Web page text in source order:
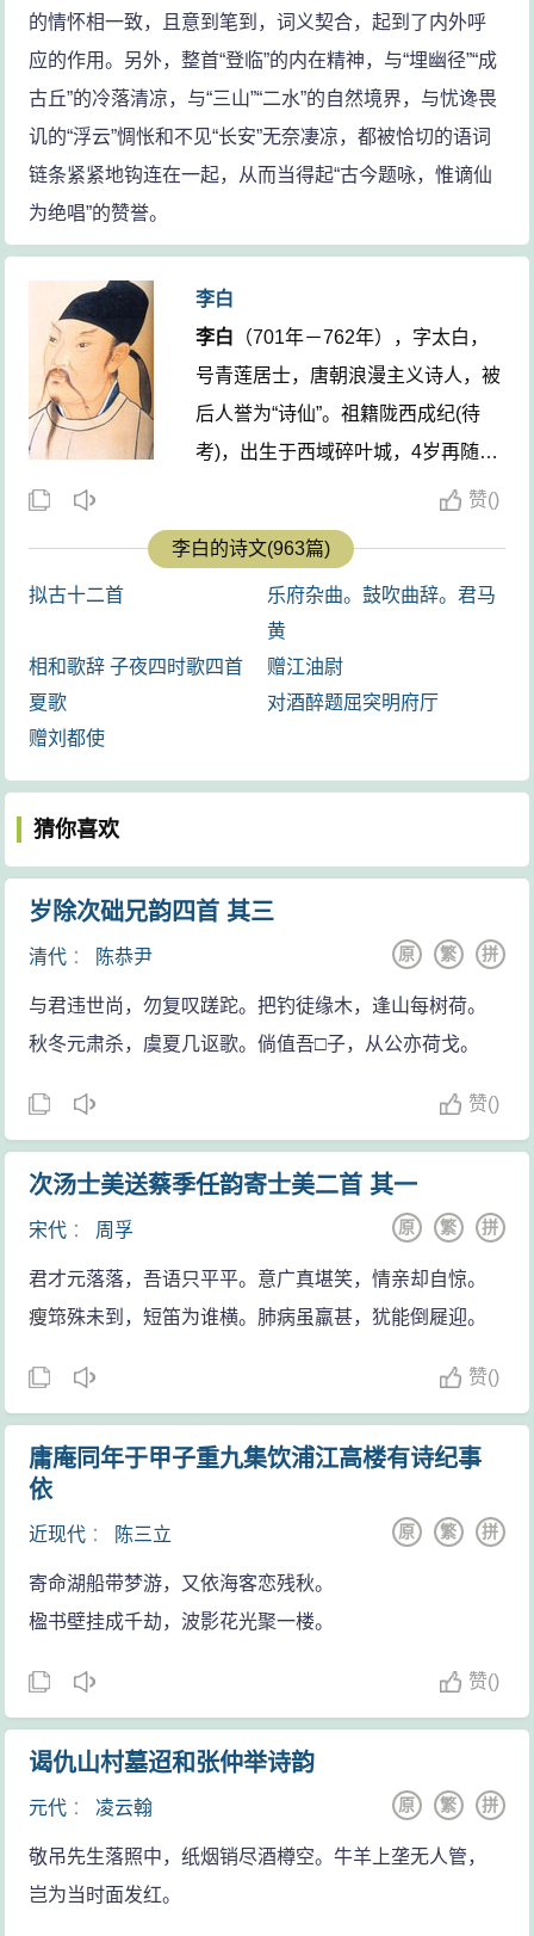
的情怀相一致，且意到笔到，词义契合，起到了内外呼
应的作用。另外，整首“登临”的内在精神，与“埋幽径”“成
古丘”的冷落清凉，与“三山”“二水”的自然境界，与忧谗畏
讥的“浮云”惆怅和不见“长安”无奈凄凉，都被恰切的语词
链条紧紧地钩连在一起，从而当得起“古今题咏，惟谪仙
为绝唱”的赞誉。
李白
李白 （701年－762年），字太白，
号青莲居士，唐朝浪漫主义诗人，被
后人誉为“诗仙”。祖籍陇西成纪(待
考)，出生于西域碎叶城，4岁再随父
存世诗文千余
篇，有《李太白集》传世。762年病
逝，享年61岁。其墓在今安徽当涂，
四川江油、湖北安陆有纪念馆。 ...
赞()
李白的诗文(963篇)
拟古十二首
乐府杂曲。鼓吹曲辞。君马
黄
相和歌辞 子夜四时歌四首
夏歌
赠江油尉
对酒醉题屈突明府厅
赠刘都使
猜你喜欢
岁除次础兄韵四首 其三
清代 ： 陈恭尹 拼
繁
原
与君违世尚，勿复叹蹉跎。把钓徒缘木，逢山每树荷。
秋冬元肃杀，虞夏几讴歌。倘值吾□子，从公亦荷戈。
赞()
次汤士美送蔡季任韵寄士美二首 其一
宋代 ： 周孚 拼
繁
原
君才元落落，吾语只平平。意广真堪笑，情亲却自惊。
瘦筇殊未到，短笛为谁横。肺病虽羸甚，犹能倒屣迎。
赞()
庸庵同年于甲子重九集饮浦江高楼有诗纪事
依
近现代 ： 陈三立 拼
繁
原
寄命湖船带梦游，又依海客恋残秋。
楹书壁挂成千劫，波影花光聚一楼。
赞()
谒仇山村墓迢和张仲举诗韵
元代 ： 凌云翰 拼
繁
原
敬吊先生落照中，纸烟销尽酒樽空。牛羊上垄无人管，
岂为当时面发红。